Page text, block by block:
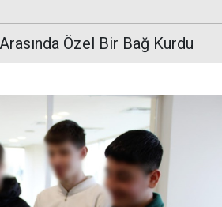
Özel Bir Bağ Kurdu